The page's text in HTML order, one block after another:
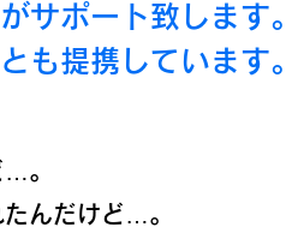
サポート致します。
も提携しています。
。
んだけど…。